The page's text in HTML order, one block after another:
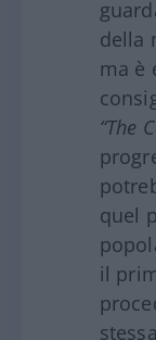
della
ma è
“The
quel
il